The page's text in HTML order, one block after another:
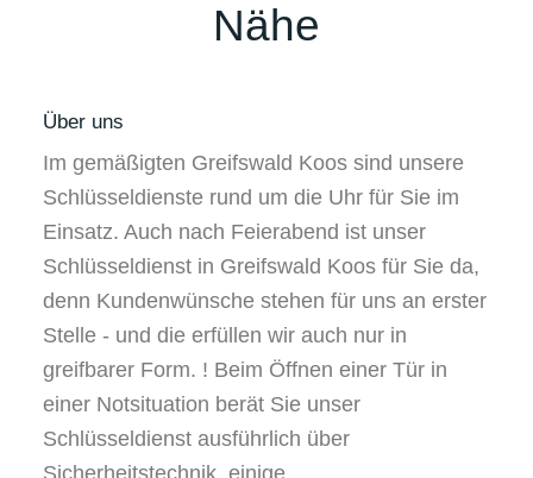
Nähe
Über uns
Im gemäßigten Greifswald Koos sind unsere
Schlüsseldienste rund um die Uhr für Sie im
Einsatz. Auch nach Feierabend ist unser
Schlüsseldienst in Greifswald Koos für Sie da,
denn Kundenwünsche stehen für uns an erster
Stelle - und die erfüllen wir auch nur in
greifbarer Form. ! Beim Öffnen einer Tür in
einer Notsituation berät Sie unser
Schlüsseldienst ausführlich über
Sicherheitstechnik, einige